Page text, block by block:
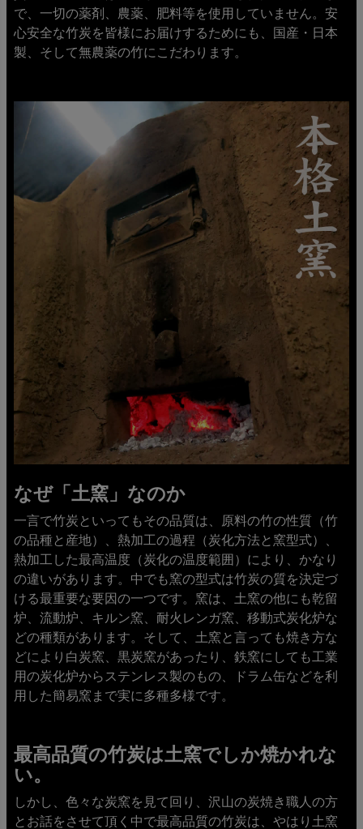
で、一切の薬剤、農薬、肥料等を使用していません。安
心安全な竹炭を皆様にお届けするためにも、国産・日本
製、そして無農薬の竹にこだわります。
なぜ「土窯」なのか
一言で竹炭といってもその品質は、原料の竹の性質（竹
の品種と産地）、熱加工の過程（炭化方法と窯型式）、
熱加工した最高温度（炭化の温度範囲）により、かなり
の違いがあります。中でも窯の型式は竹炭の質を決定づ
ける最重要な要因の一つです。窯は、土窯の他にも乾留
炉、流動炉、キルン窯、耐火レンガ窯、移動式炭化炉な
どの種類があります。そして、土窯と言っても焼き方な
どにより白炭窯、黒炭窯があったり、鉄窯にしても工業
用の炭化炉からステンレス製のもの、ドラム缶などを利
用した簡易窯まで実に多種多様です。
最高品質の竹炭は土窯でしか焼かれな
い。
しかし、色々な炭窯を見て回り、沢山の炭焼き職人の方
とお話をさせて頂く中で最高品質の竹炭は、やはり土窯